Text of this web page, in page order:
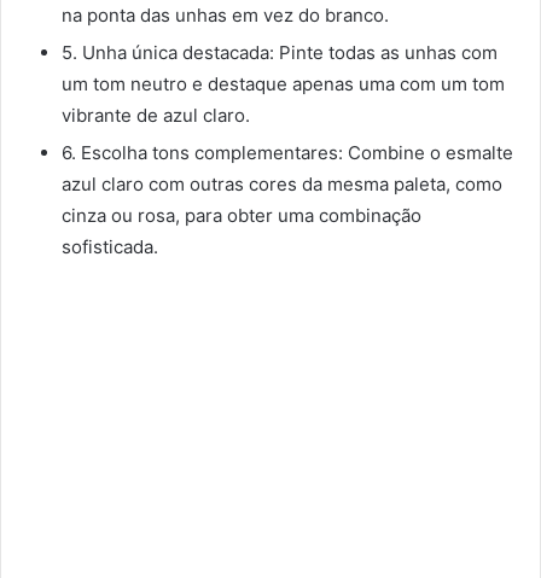
na ponta das unhas em vez do branco.
5. Unha única destacada: Pinte todas as unhas com
um tom neutro e destaque apenas uma com um tom
vibrante de azul claro.
6. Escolha tons complementares: Combine o esmalte
azul claro com outras cores da mesma paleta, como
cinza ou rosa, para obter uma combinação
sofisticada.